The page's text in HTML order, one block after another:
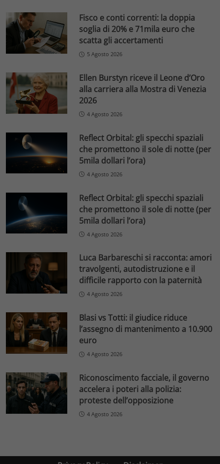
Fisco e conti correnti: la doppia
soglia di 20% e 71mila euro che
scatta gli accertamenti
5 Agosto 2026
Ellen Burstyn riceve il Leone d’Oro
alla carriera alla Mostra di Venezia
2026
4 Agosto 2026
Reflect Orbital: gli specchi spaziali
che promettono il sole di notte (per
5mila dollari l’ora)
4 Agosto 2026
Reflect Orbital: gli specchi spaziali
che promettono il sole di notte (per
5mila dollari l’ora)
4 Agosto 2026
Luca Barbareschi si racconta: amori
travolgenti, autodistruzione e il
difficile rapporto con la paternità
4 Agosto 2026
Blasi vs Totti: il giudice riduce
l’assegno di mantenimento a 10.900
euro
4 Agosto 2026
Riconoscimento facciale, il governo
accelera i poteri alla polizia:
proteste dell’opposizione
4 Agosto 2026